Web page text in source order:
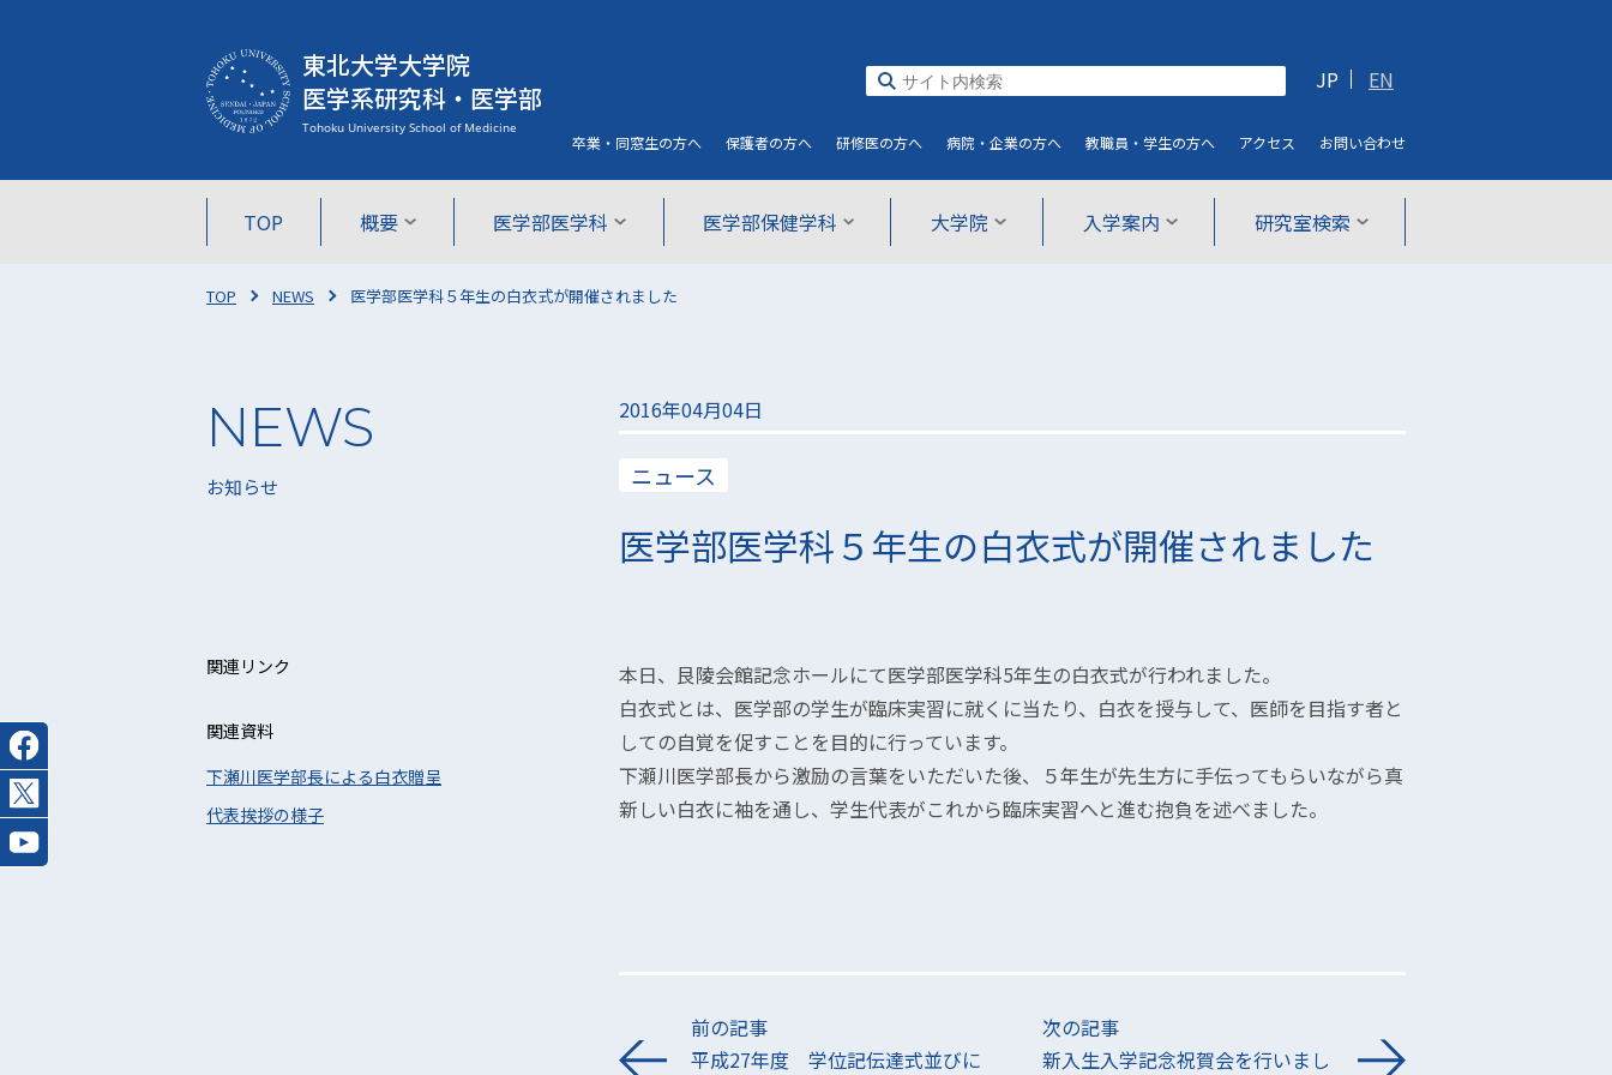
東北大学大学院
医学系研究科・医学部
TOP 概要 医学部医学科 医学部保健学科 大学院 入学案内 研究室検索
JP EN
卒業・同窓生の方へ 保護者の方へ 研修医の方へ 病院・企業の方へ 教職員・学生の方へ アクセス お問い合わせ
TOP NEWS 医学部医学科５年生の白衣式が開催されました
お知らせ
2016年04月04日
ニュース
医学部医学科５年生の白衣式が開催されました
本日、艮陵会館記念ホールにて医学部医学科5年生の白衣式が行われました。
白衣式とは、医学部の学生が臨床実習に就くに当たり、白衣を授与して、医師を目指す者と
しての自覚を促すことを目的に行っています。
下瀬川医学部長から激励の言葉をいただいた後、５年生が先生方に手伝ってもらいながら真
新しい白衣に袖を通し、学生代表がこれから臨床実習へと進む抱負を述べました。
関連リンク
関連資料
下瀬川医学部長による白衣贈呈
代表挨拶の様子
前の記事
平成27年度 学位記伝達式並びに
次の記事
新入生入学記念祝賀会を行いまし